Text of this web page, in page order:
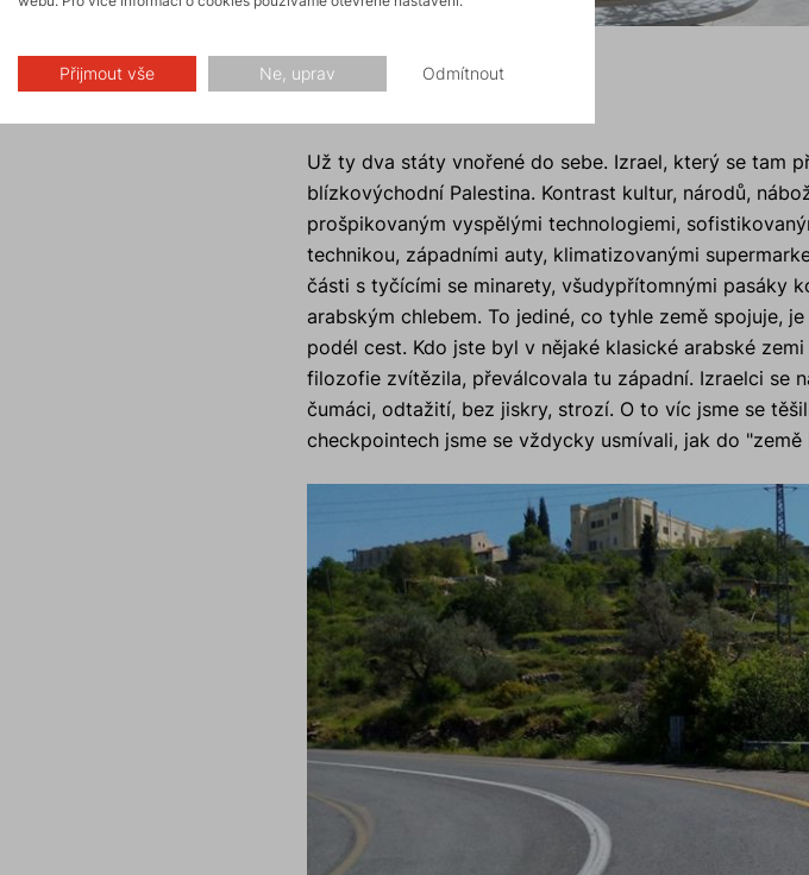
Země kontrastů
Už ty dva státy vnořené do sebe. Izrael, který se tam
blízkovýchodní Palestina. Kontrast kultur, národů,
prošpikovaným vyspělými technologiemi,
technikou, západními auty, klimatizovanými
části s tyčícími se minarety, všudypřítomnými pasáky
arabským chlebem. To jediné, co tyhle země spojuje,
podél cest. Kdo jste byl v nějaké klasické arabské
filozofie zvítězila, převálcovala tu západní. Izraelci se
čumáci, odtažití, bez jiskry, strozí. O to víc jsme se
checkpointech jsme se vždycky usmívali, jak do
Přijmout vše Ne, uprav Odmítnout